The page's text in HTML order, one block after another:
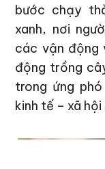
bước chạy
xanh, nơi
các vận động
động trồng
trong ứng
kinh tế – xã